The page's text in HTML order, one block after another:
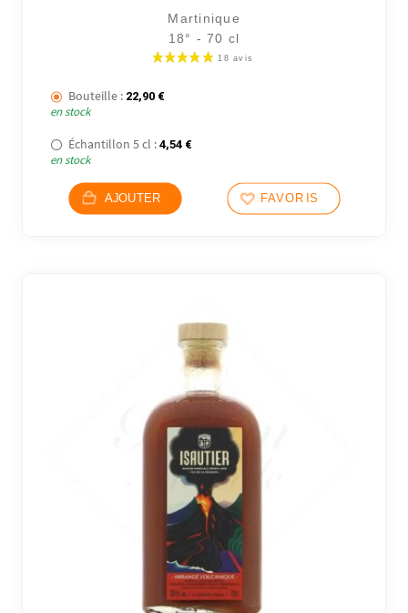
Martinique
18° - 70 cl
Bouteille : 22,90 €
en stock
Échantillon 5 cl : 4,54 €
en stock
AJOUTER FAVORIS